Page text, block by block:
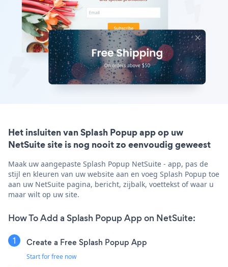
Het insluiten van Splash Popup app op uw
NetSuite site is nog nooit zo eenvoudig geweest
Maak uw aangepaste Splash Popup NetSuite - app, pas de
stijl en kleuren van uw website aan en voeg Splash Popup toe
aan uw NetSuite pagina, bericht, zijbalk, voettekst of waar u
maar wilt op uw site.
How To Add a Splash Popup App on NetSuite:
Create a Free Splash Popup App
Start for free now